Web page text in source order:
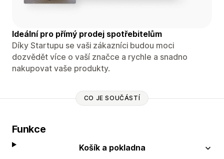
Ideální pro přímý prodej spotřebitelům
Díky Startupu se vaši zákazníci budou moci
dozvědět více o vaší značce a rychle a snadno
nakupovat vaše produkty.
CO JE SOUČÁSTÍ
Funkce
Košík a pokladna